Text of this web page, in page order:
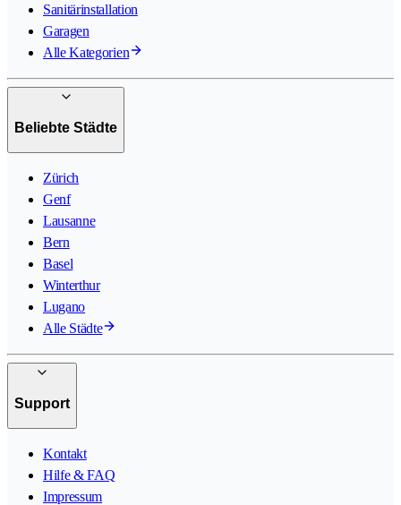
Sanitärinstallation
Garagen
Alle Kategorien
Beliebte Städte
Zürich
Genf
Lausanne
Bern
Basel
Winterthur
Lugano
Alle Städte
Support
Kontakt
Hilfe & FAQ
Impressum